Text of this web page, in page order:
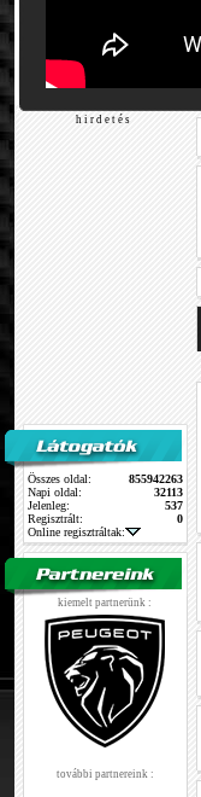
h i r d e t é s
Összes oldal:
855942263
Napi oldal:
32113
Jelenleg:
537
Regisztrált:
0
Online regisztráltak:
kiemelt partnerünk :
további partnereink :